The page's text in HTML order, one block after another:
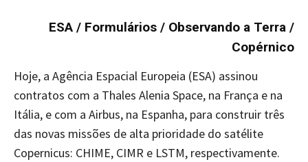
ESA / Formulários / Observando a Terra /
Copérnico
Hoje, a Agência Espacial Europeia (ESA) assinou
contratos com a Thales Alenia Space, na França e na
Itália, e com a Airbus, na Espanha, para construir três
das novas missões de alta prioridade do satélite
Copernicus: CHIME, CIMR e LSTM, respectivamente.